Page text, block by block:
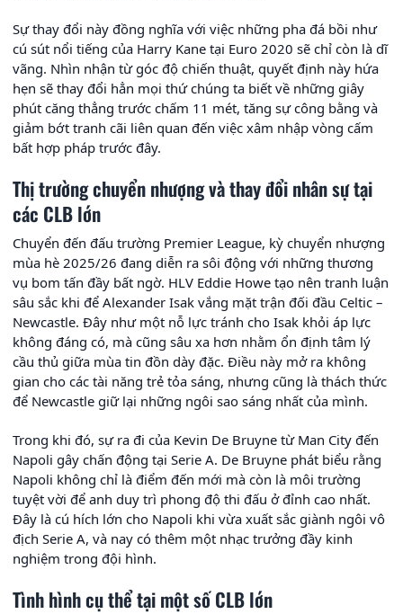
Sự thay đổi này đồng nghĩa với việc những pha đá bồi như
cú sút nổi tiếng của Harry Kane tại Euro 2020 sẽ chỉ còn là dĩ
vãng. Nhìn nhận từ góc độ chiến thuật, quyết định này hứa
hẹn sẽ thay đổi hẳn mọi thứ chúng ta biết về những giây
phút căng thẳng trước chấm 11 mét, tăng sự công bằng và
giảm bớt tranh cãi liên quan đến việc xâm nhập vòng cấm
bất hợp pháp trước đây.
Thị trường chuyển nhượng và thay đổi nhân sự tại
các CLB lớn
Chuyển đến đấu trường Premier League, kỳ chuyển nhượng
mùa hè 2025/26 đang diễn ra sôi động với những thương
vụ bom tấn đầy bất ngờ. HLV Eddie Howe tạo nên tranh luận
sâu sắc khi để Alexander Isak vắng mặt trận đối đầu Celtic –
Newcastle. Đây như một nỗ lực tránh cho Isak khỏi áp lực
không đáng có, mà cũng sâu xa hơn nhằm ổn định tâm lý
cầu thủ giữa mùa tin đồn dày đặc. Điều này mở ra không
gian cho các tài năng trẻ tỏa sáng, nhưng cũng là thách thức
để Newcastle giữ lại những ngôi sao sáng nhất của mình.
Trong khi đó, sự ra đi của Kevin De Bruyne từ Man City đến
Napoli gây chấn động tại Serie A. De Bruyne phát biểu rằng
Napoli không chỉ là điểm đến mới mà còn là môi trường
tuyệt vời để anh duy trì phong độ thi đấu ở đỉnh cao nhất.
Đây là cú hích lớn cho Napoli khi vừa xuất sắc giành ngôi vô
địch Serie A, và nay có thêm một nhạc trưởng đầy kinh
nghiệm trong đội hình.
Tình hình cụ thể tại một số CLB lớn